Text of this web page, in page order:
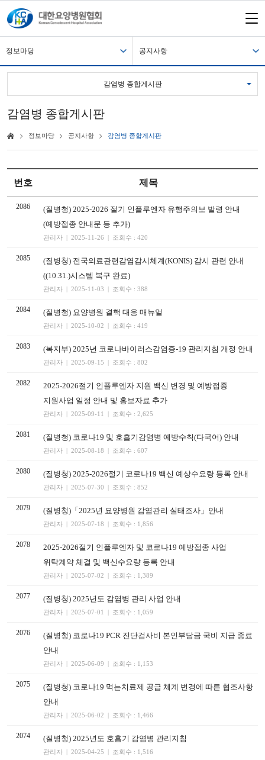
정보마당 공지사항
감염병 종합게시판
감염병 종합게시판
정보마당 공지사항 감염병 종합게시판
번호 제목
2086
(질병청) 2025-2026 절기 인플루엔자 유행주의보 발령 안내
(예방접종 안내문 등 추가)
관리자 | 2025-11-26 | 조회수 : 420
2085
(질병청) 전국의료관련감염감시체계(KONIS) 감시 관련 안내
((10.31.)시스템 복구 완료)
관리자 | 2025-11-03 | 조회수 : 388
2084 (질병청) 요양병원 결핵 대응 매뉴얼
관리자 | 2025-10-02 | 조회수 : 419
2083 (복지부) 2025년 코로나바이러스감염증-19 관리지침 개정 안내
관리자 | 2025-09-15 | 조회수 : 802
2082
2025-2026절기 인플루엔자 지원 백신 변경 및 예방접종
지원사업 일정 안내 및 홍보자료 추가
관리자 | 2025-09-11 | 조회수 : 2,625
2081 (질병청) 코로나19 및 호흡기감염병 예방수칙(다국어) 안내
관리자 | 2025-08-18 | 조회수 : 607
2080 (질병청) 2025-2026절기 코로나19 백신 예상수요량 등록 안내
관리자 | 2025-07-30 | 조회수 : 852
2079 (질병청)「2025년 요양병원 감염관리 실태조사」안내
관리자 | 2025-07-18 | 조회수 : 1,856
2078
2025-2026절기 인플루엔자 및 코로나19 예방접종 사업
위탁계약 체결 및 백신수요량 등록 안내
관리자 | 2025-07-02 | 조회수 : 1,389
2077 (질병청) 2025년도 감염병 관리 사업 안내
관리자 | 2025-07-01 | 조회수 : 1,059
2076
(질병청) 코로나19 PCR 진단검사비 본인부담금 국비 지급 종료
안내
관리자 | 2025-06-09 | 조회수 : 1,153
2075
(질병청) 코로나19 먹는치료제 공급 체계 변경에 따른 협조사항
안내
관리자 | 2025-06-02 | 조회수 : 1,466
2074 (질병청) 2025년도 호흡기 감염병 관리지침
관리자 | 2025-04-25 | 조회수 : 1,516